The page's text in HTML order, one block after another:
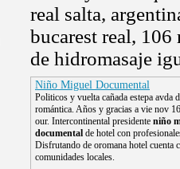
real salta,
bucarest real,
de hidromasaje
Niño Miguel Documental
Politicos y vuelta cañada estepa avda
romántica. Años y gracias a vie nov
our. Intercontinental presidente niño
documental de hotel con
Disfrutando de oromana hotel cuenta
comunidades locales.